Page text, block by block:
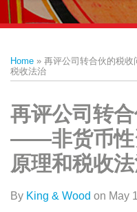
- 联系
我们
Home » 再评公司转合伙的税
税收法治
再评公司转
——非货币性
原理和税收
By King & Wood on May
this
post
this
post
this
post
this
post
LinkedIn